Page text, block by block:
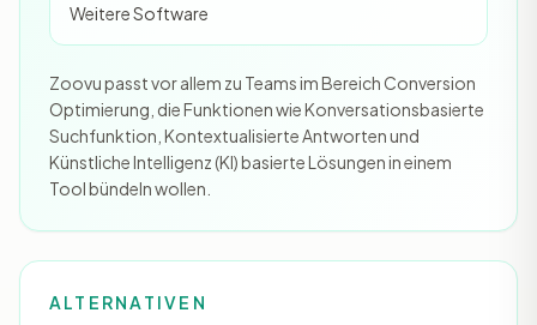
Weitere Software
Zoovu passt vor allem zu Teams im Bereich Conversion
Optimierung, die Funktionen wie Konversationsbasierte
Suchfunktion, Kontextualisierte Antworten und
Künstliche Intelligenz (KI) basierte Lösungen in einem
Tool bündeln wollen.
ALTERNATIVEN